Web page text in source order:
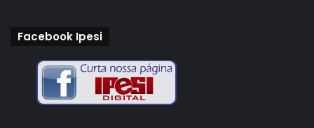
Facebook Ipesi